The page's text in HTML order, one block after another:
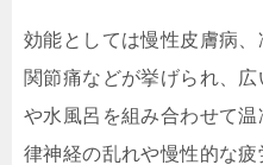
効能としては慢性皮膚病、
関節痛などが挙げられ、
や水風呂を組み合わせて
律神経の乱れや慢性的な